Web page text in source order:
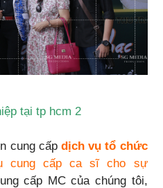
tại tp hcm 2
cung cấp dịch vụ tổ chức
cung cấp ca sĩ cho sự
cấp MC của chúng tôi,